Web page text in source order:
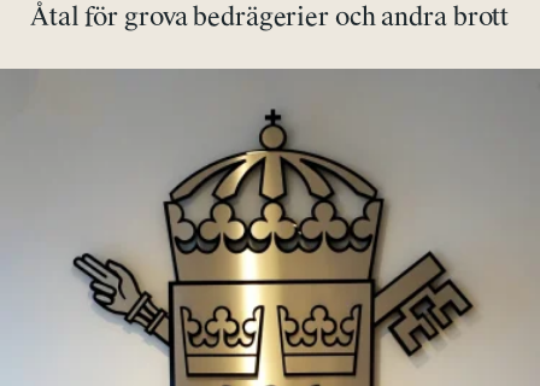
Åtal för grova bedrägerier och andra brott